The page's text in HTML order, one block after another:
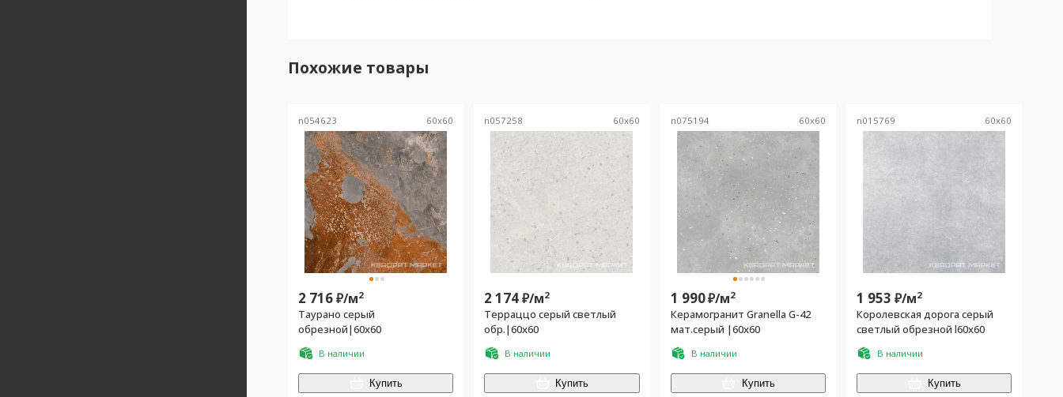
Похожие товары
n054623 60x60
2 716₽/м2
Таурано серый
обрезной|60х60
В наличии
Купить
n057258 60x60
2 174₽/м2
Терраццо серый светлый
обр.|60x60
В наличии
Купить
n075194 60x60
1 990₽/м2
Керамогранит Granella G-42
мат.серый |60x60
В наличии
Купить
n015769 60x60
1 953 ₽/м2
Королевская дорога серый
светлый обрезной l60х60
В наличии
Купить